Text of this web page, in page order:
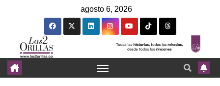
agosto 6, 2026